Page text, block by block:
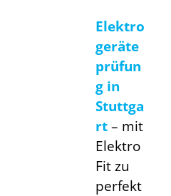
Elektro
geräte
prüfun
g in
Stuttga
rt– mit
Elektro
Fit zu
perfekt